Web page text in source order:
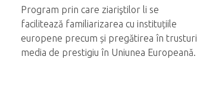
Program prin care ziariştilor li se
facilitează familiarizarea cu instituțiile
europene precum și pregătirea în trusturi
media de prestigiu în Uniunea Europeană.